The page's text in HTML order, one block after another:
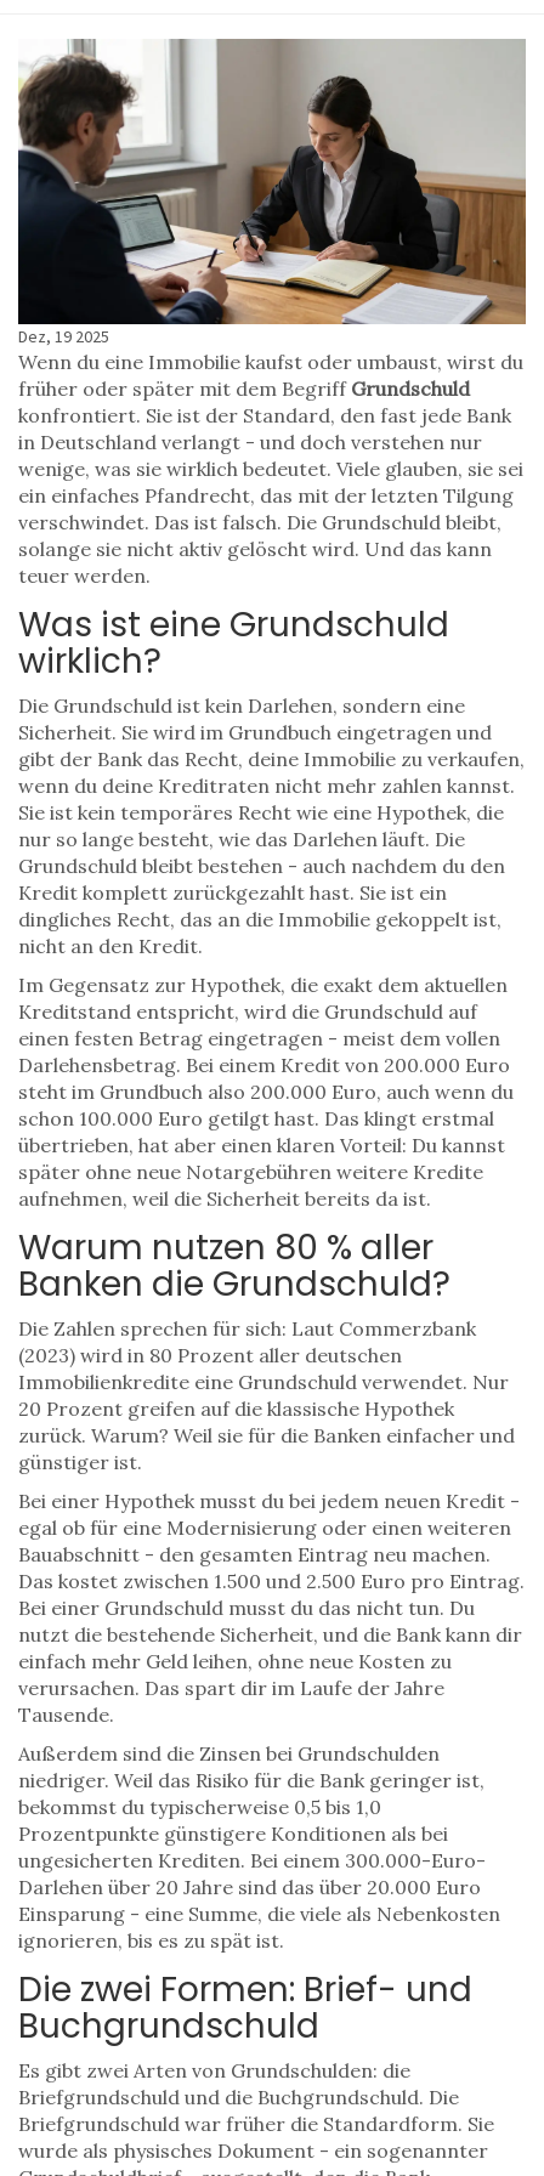
Dez, 19 2025
Wenn du eine Immobilie kaufst oder umbaust, wirst du
früher oder später mit dem Begriff Grundschuld
konfrontiert. Sie ist der Standard, den fast jede Bank
in Deutschland verlangt - und doch verstehen nur
wenige, was sie wirklich bedeutet. Viele glauben, sie sei
ein einfaches Pfandrecht, das mit der letzten Tilgung
verschwindet. Das ist falsch. Die Grundschuld bleibt,
solange sie nicht aktiv gelöscht wird. Und das kann
teuer werden.
Was ist eine Grundschuld
wirklich?
Die Grundschuld ist kein Darlehen, sondern eine
Sicherheit. Sie wird im Grundbuch eingetragen und
gibt der Bank das Recht, deine Immobilie zu verkaufen,
wenn du deine Kreditraten nicht mehr zahlen kannst.
Sie ist kein temporäres Recht wie eine Hypothek, die
nur so lange besteht, wie das Darlehen läuft. Die
Grundschuld bleibt bestehen - auch nachdem du den
Kredit komplett zurückgezahlt hast. Sie ist ein
dingliches Recht, das an die Immobilie gekoppelt ist,
nicht an den Kredit.
Im Gegensatz zur Hypothek, die exakt dem aktuellen
Kreditstand entspricht, wird die Grundschuld auf
einen festen Betrag eingetragen - meist dem vollen
Darlehensbetrag. Bei einem Kredit von 200.000 Euro
steht im Grundbuch also 200.000 Euro, auch wenn du
schon 100.000 Euro getilgt hast. Das klingt erstmal
übertrieben, hat aber einen klaren Vorteil: Du kannst
später ohne neue Notargebühren weitere Kredite
aufnehmen, weil die Sicherheit bereits da ist.
Warum nutzen 80 % aller
Banken die Grundschuld?
Die Zahlen sprechen für sich: Laut Commerzbank
(2023) wird in 80 Prozent aller deutschen
Immobilienkredite eine Grundschuld verwendet. Nur
20 Prozent greifen auf die klassische Hypothek
zurück. Warum? Weil sie für die Banken einfacher und
günstiger ist.
Bei einer Hypothek musst du bei jedem neuen Kredit -
egal ob für eine Modernisierung oder einen weiteren
Bauabschnitt - den gesamten Eintrag neu machen.
Das kostet zwischen 1.500 und 2.500 Euro pro Eintrag.
Bei einer Grundschuld musst du das nicht tun. Du
nutzt die bestehende Sicherheit, und die Bank kann dir
einfach mehr Geld leihen, ohne neue Kosten zu
verursachen. Das spart dir im Laufe der Jahre
Tausende.
Außerdem sind die Zinsen bei Grundschulden
niedriger. Weil das Risiko für die Bank geringer ist,
bekommst du typischerweise 0,5 bis 1,0
Prozentpunkte günstigere Konditionen als bei
ungesicherten Krediten. Bei einem 300.000-Euro-
Darlehen über 20 Jahre sind das über 20.000 Euro
Einsparung - eine Summe, die viele als Nebenkosten
ignorieren, bis es zu spät ist.
Die zwei Formen: Brief- und
Buchgrundschuld
Es gibt zwei Arten von Grundschulden: die
Briefgrundschuld und die Buchgrundschuld. Die
Briefgrundschuld war früher die Standardform. Sie
wurde als physisches Dokument - ein sogenannter